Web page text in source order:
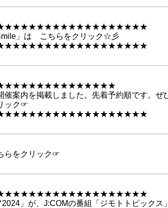
」は こちらをクリック☆彡
催案内を掲載しました。先着予約順です。ぜ
ック☞
をクリック☞
」が、J:COMの番組「ジモトトピックス